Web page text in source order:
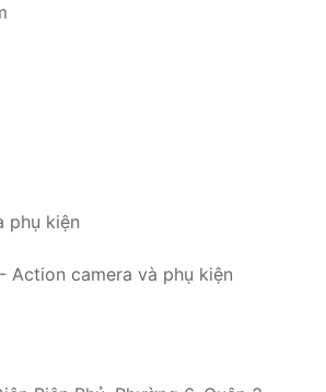
phụ kiện
Action camera và phụ kiện